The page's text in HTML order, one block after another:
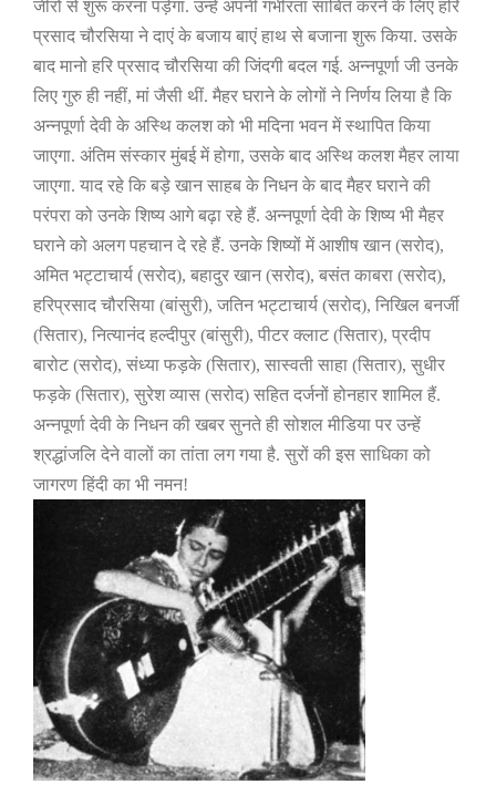
जीरो से शुरू करना पड़ेगा. उन्हें अपनी गंभीरता साबित करने के लिए हरि
प्रसाद चौरसिया ने दाएं के बजाय बाएं हाथ से बजाना शुरू किया. उसके
बाद मानो हरि प्रसाद चौरसिया की जिंदगी बदल गई. अन्नपूर्णा जी उनके
लिए गुरु ही नहीं, मां जैसी थीं. मैहर घराने के लोगों ने निर्णय लिया है कि
अन्नपूर्णा देवी के अस्थि कलश को भी मदिना भवन में स्थापित किया
जाएगा. अंतिम संस्कार मुंबई में होगा, उसके बाद अस्थि कलश मैहर लाया
जाएगा. याद रहे कि बड़े खान साहब के निधन के बाद मैहर घराने की
परंपरा को उनके शिष्य आगे बढ़ा रहे हैं. अन्नपूर्णा देवी के शिष्य भी मैहर
घराने को अलग पहचान दे रहे हैं. उनके शिष्यों में आशीष खान (सरोद),
अमित भट्टाचार्य (सरोद), बहादुर खान (सरोद), बसंत काबरा (सरोद),
हरिप्रसाद चौरसिया (बांसुरी), जतिन भट्टाचार्य (सरोद), निखिल बनर्जी
(सितार), नित्यानंद हल्दीपुर (बांसुरी), पीटर क्लाट (सितार), प्रदीप
बारोट (सरोद), संध्या फड़के (सितार), सास्वती साहा (सितार), सुधीर
फड़के (सितार), सुरेश व्यास (सरोद) सहित दर्जनों होनहार शामिल हैं.
अन्नपूर्णा देवी के निधन की खबर सुनते ही सोशल मीडिया पर उन्हें
श्रद्धांजलि देने वालों का तांता लग गया है. सुरों की इस साधिका को
जागरण हिंदी का भी नमन!